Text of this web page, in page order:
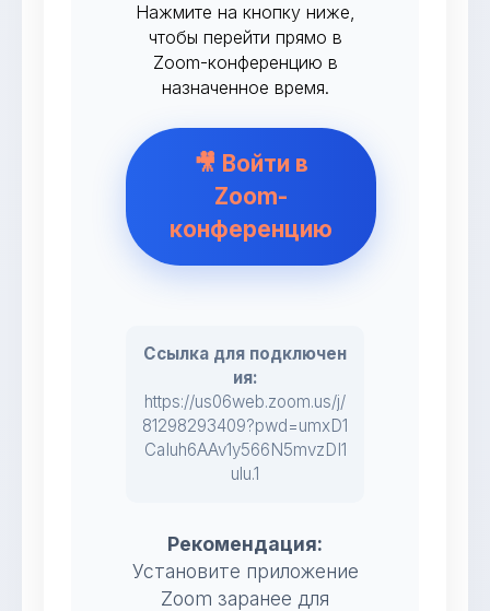
Нажмите на кнопку ниже,
чтобы перейти прямо в
Zoom-конференцию в
назначенное время.
🎥 Войти в
Zoom-
конференцию
Ссылка для подключен
ия:
https://us06web.zoom.us/j/
81298293409?pwd=umxD1
CaIuh6AAv1y566N5mvzDI1
ulu.1
Рекомендация:
Установите приложение
Zoom заранее для